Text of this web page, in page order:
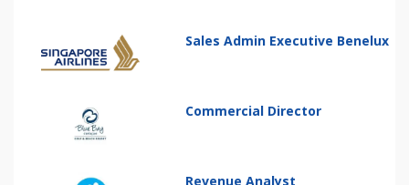
Sales Admin Executive Benelux
Commercial Director
Revenue Analyst